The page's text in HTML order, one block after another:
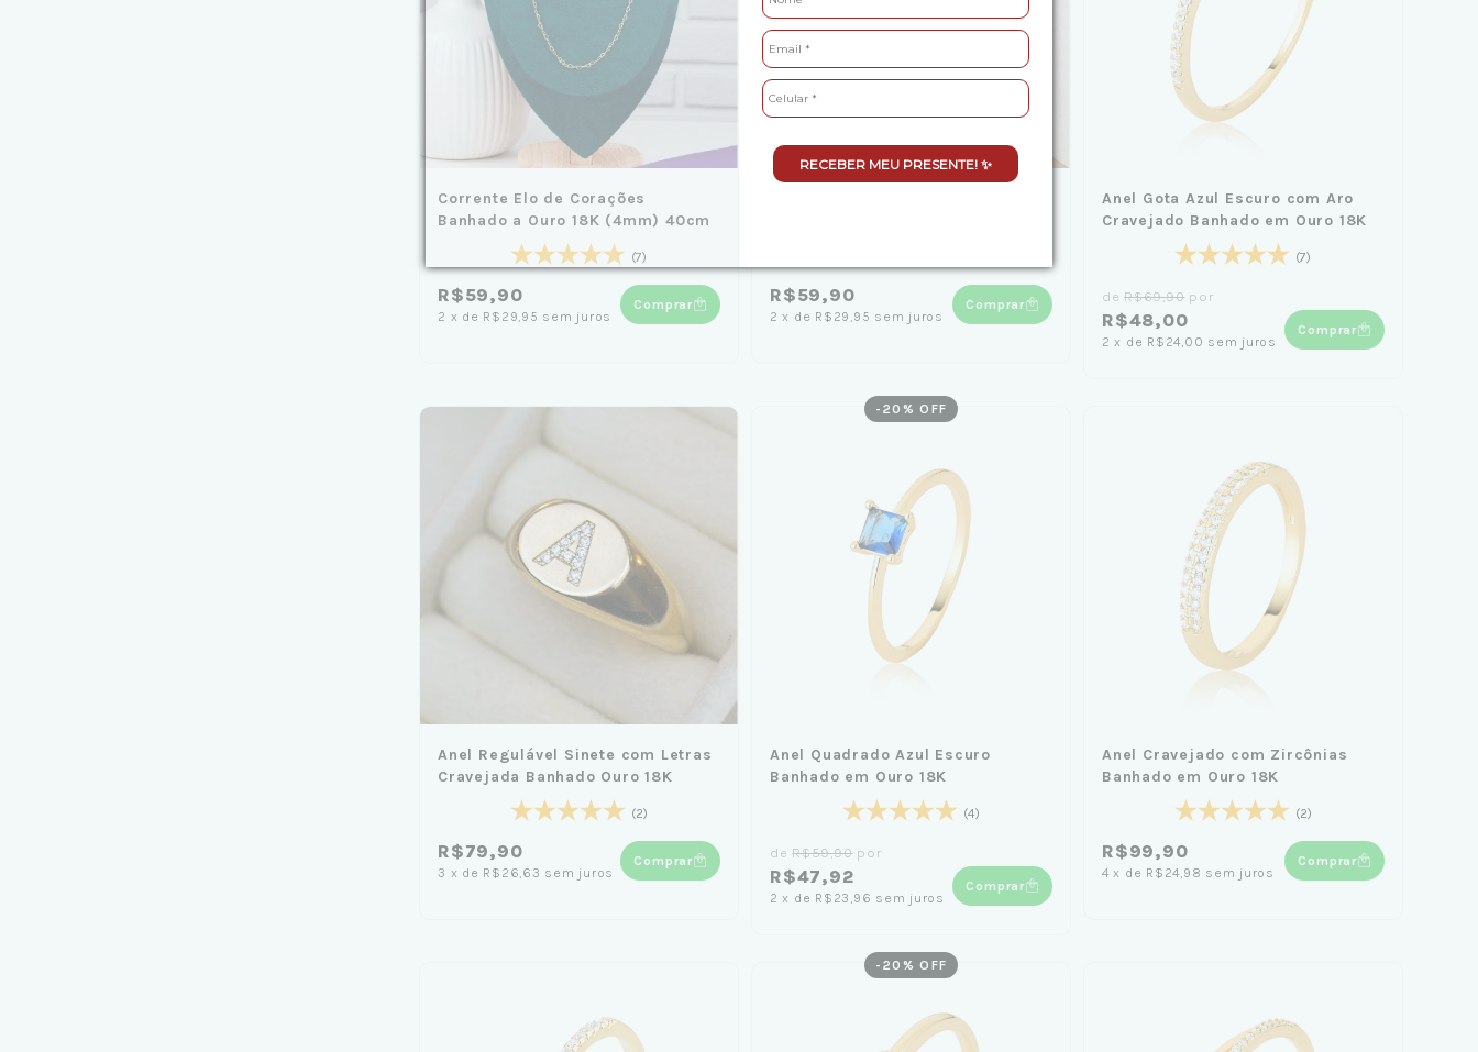
RECEBER MEU PRESENTE! ✨
Corrente Elo de Corações
Banhado a Ouro 18K (4mm) 40cm
(7)
R$59,90
2 x de R$29,95 sem juros
Comprar R$59,90
2 x de R$29,95 sem juros
Comprar
Anel Gota Azul Escuro com Aro
Cravejado Banhado em Ouro 18K
(7)
deR$69,90por
R$48,00
2 x de R$24,00 sem juros
Comprar
Anel Regulável Sinete com Letras
Cravejada Banhado Ouro 18K
(2)
R$79,90
3 x de R$26,63 sem juros
Comprar
- 20 % OFF
Anel Quadrado Azul Escuro
Banhado em Ouro 18K
(4)
deR$59,90por
R$47,92
2 x de R$23,96 sem juros
Comprar
Anel Cravejado com Zircônias
Banhado em Ouro 18K
(2)
R$99,90
4 x de R$24,98 sem juros
Comprar
- 20 % OFF